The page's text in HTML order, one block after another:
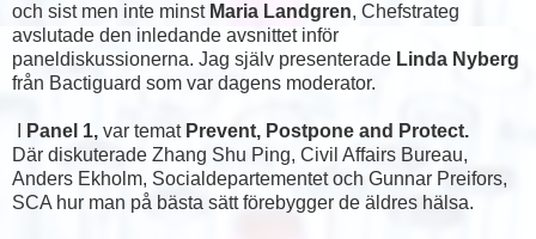
och sist men inte minst Maria Landgren, Chefstrateg
avslutade den inledande avsnittet inför
paneldiskussionerna. Jag själv presenterade Linda Nyberg
från Bactiguard som var dagens moderator.
Panel 1, var temat Prevent, Postpone and Protect.
Där diskuterade Zhang Shu Ping, Civil Affairs Bureau,
Anders Ekholm, Socialdepartementet och Gunnar Preifors,
SCA hur man på bästa sätt förebygger de äldres hälsa.